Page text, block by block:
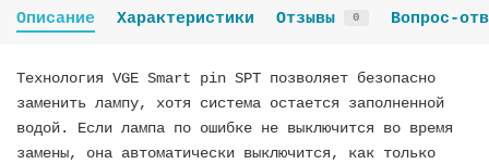
Описание Характеристики Отзывы 0 Вопрос-
Технология VGE Smart pin SPT позволяет безопасно
заменить лампу, хотя система остается заполненной
водой. Если лампа по ошибке не выключится во время
замены, она автоматически выключится, как только